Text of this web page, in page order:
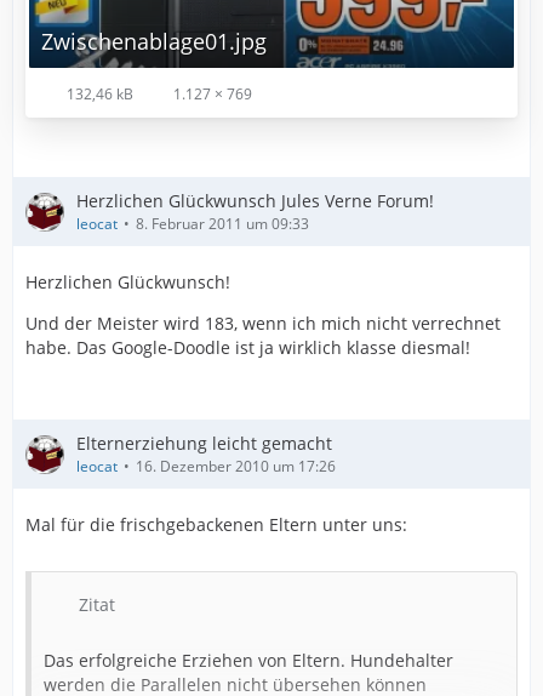
Zwischenablage01.jpg
132,46 kB 1.127 × 769
Herzlichen Glückwunsch Jules Verne Forum!
leocat 8. Februar 2011 um 09:33
Herzlichen Glückwunsch!
Und der Meister wird 183, wenn ich mich nicht verrechnet
habe. Das Google-Doodle ist ja wirklich klasse diesmal!
Elternerziehung leicht gemacht
leocat 16. Dezember 2010 um 17:26
Mal für die frischgebackenen Eltern unter uns:
Zitat
Das erfolgreiche Erziehen von Eltern. Hundehalter
werden die Parallelen nicht übersehen können